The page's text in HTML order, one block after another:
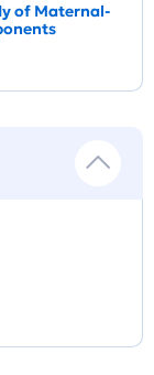
of Maternal-